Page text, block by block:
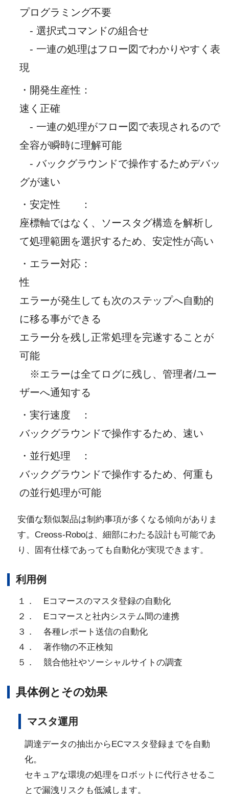
プログラミング不要
- 選択式コマンドの組合せ
- 一連の処理はフロー図でわかりやすく表
現
・開発生産性 ：
速く正確
- 一連の処理がフロー図で表現されるので
全容が瞬時に理解可能
- バックグラウンドで操作するためデバッ
グが速い
・安定性
：
座標軸ではなく、ソースタグ構造を解析し
て処理範囲を選択するため、安定性が高い
・エラー対応
性
：
エラーが発生しても次のステップへ自動的
に移る事ができる
エラー分を残し正常処理を完遂することが
可能
※エラーは全てログに残し、管理者/ユー
ザーへ通知する
・実行速度
：
バックグラウンドで操作するため、速い
・並行処理
：
バックグラウンドで操作するため、何重も
の並行処理が可能
安価な類似製品は制約事項が多くなる傾向がありま
す。Creoss-Roboは、細部にわたる設計も可能であ
り、固有仕様であっても自動化が実現できます。
利用例
１． Eコマースのマスタ登録の自動化
２． Eコマースと社内システム間の連携
３． 各種レポート送信の自動化
４． 著作物の不正検知
５． 競合他社やソーシャルサイトの調査
具体例とその効果
マスタ運用
調達データの抽出からECマスタ登録までを自動
化。
セキュアな環境の処理をロボットに代行させるこ
とで漏洩リスクも低減します。